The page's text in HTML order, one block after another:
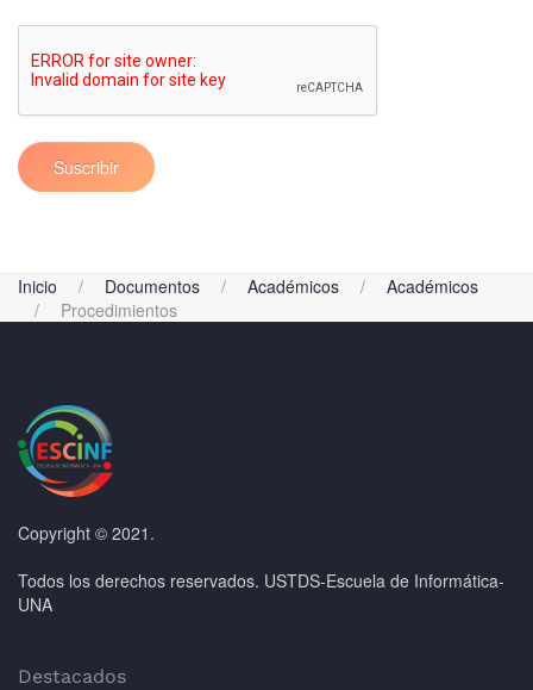
Suscribir
Inicio Documentos Académicos
Académicos
Procedimientos
Copyright © 2021.
Todos los derechos reservados. USTDS-Escuela de Informática-
UNA
Destacados